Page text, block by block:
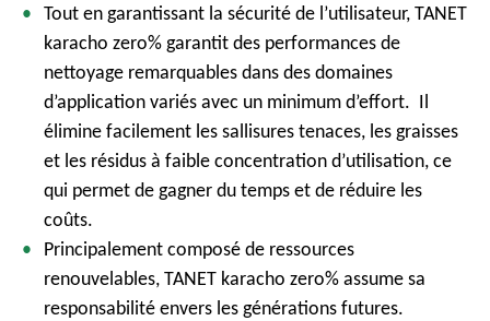
Tout en garantissant la sécurité de l’utilisateur, TANET
karacho zero% garantit des performances de
nettoyage remarquables dans des domaines
d’application variés avec un minimum d’effort. Il
élimine facilement les sallisures tenaces, les graisses
et les résidus à faible concentration d’utilisation, ce
qui permet de gagner du temps et de réduire les
coûts.
Principalement composé de ressources
renouvelables, TANET karacho zero% assume sa
responsabilité envers les générations futures.